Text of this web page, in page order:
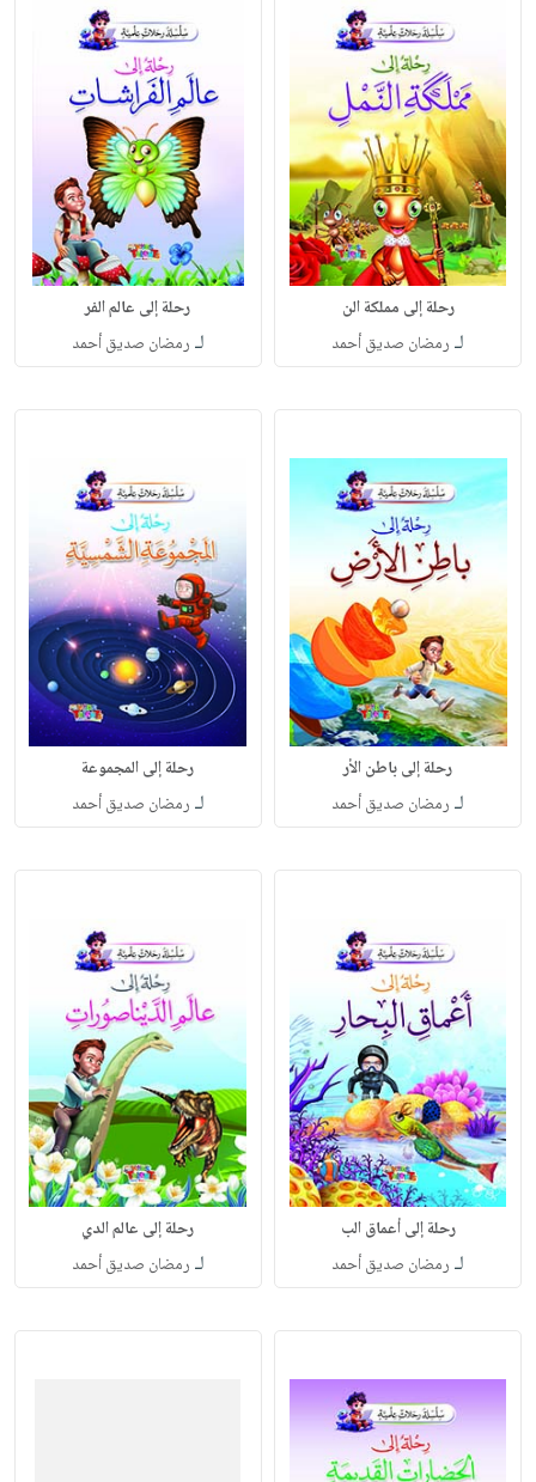
رحلة إلى مملكة الن
لـ رمضان صديق أحمد
رحلة إلى عالم الفر
لـ رمضان صديق أحمد
رحلة إلى باطن الأر
لـ رمضان صديق أحمد
رحلة إلى المجموعة
لـ رمضان صديق أحمد
رحلة إلى أعماق الب
لـ رمضان صديق أحمد
رحلة إلى عالم الدي
لـ رمضان صديق أحمد